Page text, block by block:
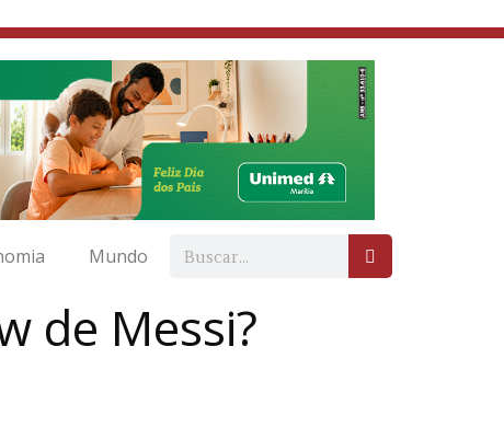
Mundo
de Messi?